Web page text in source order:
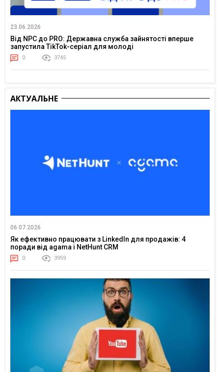
23.06.2026
Від NPC до PRO: Державна служба зайнятості вперше
запустила TikTok-серіал для молоді
0 3745
АКТУАЛЬНЕ
06.07.2026
Як ефективно працювати з LinkedIn для продажів: 4
поради від agama і NetHunt CRM
0 3959